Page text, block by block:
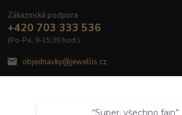
Zákaznická podpora
+420 703 333 536
(Po-Pá, 9-15:30 hod.)
objednavky@jewellis.cz
Nastavení Souhlasím
“Super, všechno fajn”